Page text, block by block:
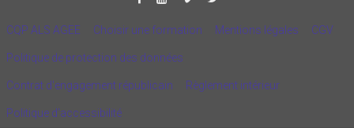
CQP ALS AGEE Choisir une formation Mentions légales CGV
Politique de protection des données
Contrat d'engagement républicain Règlement intérieur
Politique d’accessibilité